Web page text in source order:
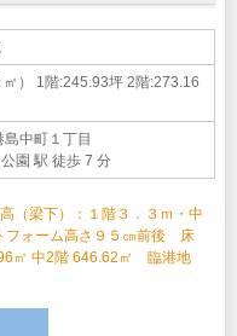
）
1階:245.93坪 2階:273.16
中町１丁目
園 駅 徒歩 7 分
梁下）：１階３．３ｍ・中
フォーム高さ９５㎝前後 床
㎡ 中2階 646.62㎡ 臨港地